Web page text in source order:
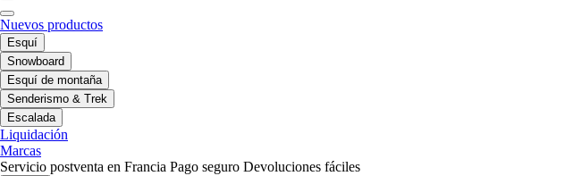
Nuevos productos
Esquí
Snowboard
Esquí de montaña
Senderismo & Trek
Escalada
Liquidación
Marcas
Servicio postventa en Francia Pago seguro Devoluciones fáciles